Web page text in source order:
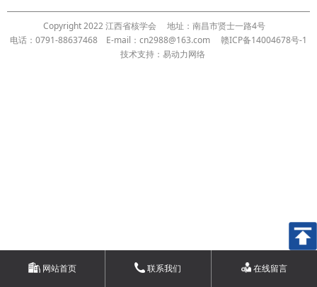
Copyright 2022 江西省核学会 地址：南昌市贤士一路4号
电话：0791-88637468
E-mail：cn2988@163.com
赣ICP备14004678号-1
技术支持：易动力网络
网站首页 联系我们 在线留言